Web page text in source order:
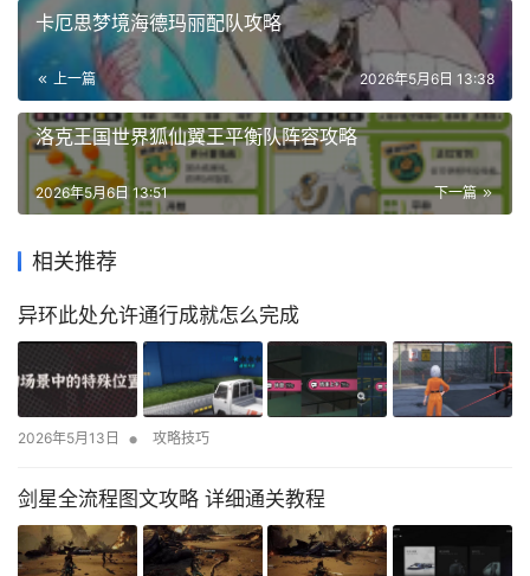
卡厄思梦境海德玛丽配队攻略
上一篇 2026年5月6日 13:38
洛克王国世界狐仙翼王平衡队阵容攻略
下一篇
2026年5月6日 13:51
相关推荐
异环此处允许通行成就怎么完成
2026年5月13日 • 攻略技巧
剑星全流程图文攻略 详细通关教程